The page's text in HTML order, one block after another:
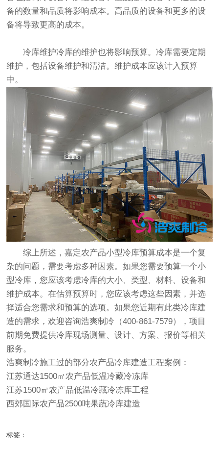
备的数量和品质将影响成本。高品质的设备和更多的设
备将导致更高的成本。
冷库维护冷库的维护也将影响预算。冷库需要定期
维护，包括设备维护和清洁。维护成本应该计入预算
中。
综上所述，嘉定农产品小型冷库预算成本是一个复
杂的问题，需要考虑多种因素。如果您需要预算一个小
型冷库，您应该考虑冷库的大小、类型、材料、设备和
维护成本。在估算预算时，您应该考虑这些因素，并选
择适合您需求和预算的选项。如果您近期有此类冷库建
造的需求，欢迎咨询浩爽制冷（400-861-7579），项目
前期免费提供冷库现场测量、设计、方案、报价等相关
服务。
浩爽制冷施工过的部分农产品冷库建造工程案例：
江苏通达1500㎡农产品低温冷藏冷冻库
江苏1500㎡农产品低温冷藏冷冻库工程
西郊国际农产品2500吨果蔬冷库建造
标签：